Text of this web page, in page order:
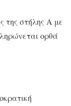
της στήλης Α με
ορθά